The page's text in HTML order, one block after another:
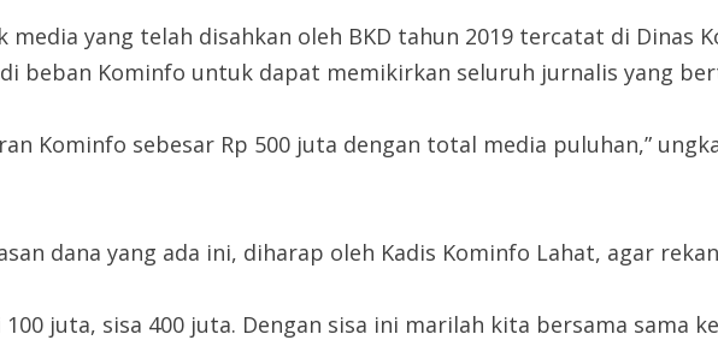
media yang telah disahkan oleh BKD tahun 2019 tercatat di Dinas
beban Kominfo untuk dapat memikirkan seluruh jurnalis yang
Kominfo sebesar Rp 500 juta dengan total media puluhan,”
dana yang ada ini, diharap oleh Kadis Kominfo Lahat, agar
juta, sisa 400 juta. Dengan sisa ini marilah kita bersama sama